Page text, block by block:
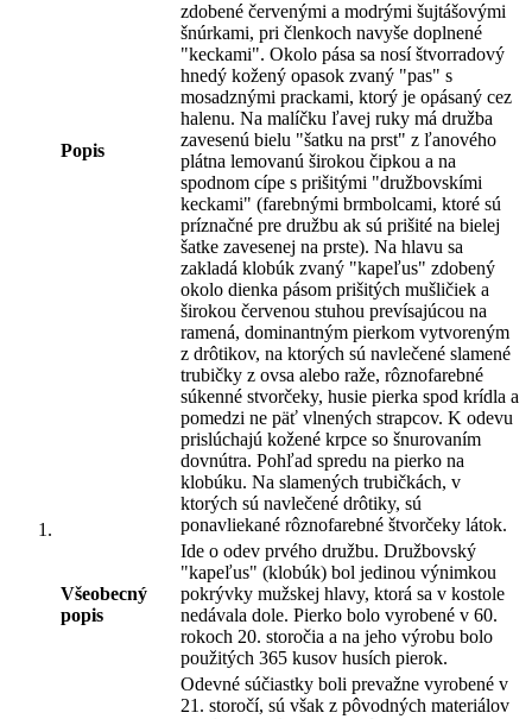
Popis
zdobené červenými a modrými šujtášovými
šnúrkami, pri členkoch navyše doplnené
"keckami". Okolo pása sa nosí štvorradový
hnedý kožený opasok zvaný "pas" s
mosadznými prackami, ktorý je opásaný cez
halenu. Na malíčku ľavej ruky má družba
zavesenú bielu "šatku na prst" z ľanového
plátna lemovanú širokou čipkou a na
spodnom cípe s prišitými "družbovskími
keckami" (farebnými brmbolcami, ktoré sú
príznačné pre družbu ak sú prišité na bielej
šatke zavesenej na prste). Na hlavu sa
zakladá klobúk zvaný "kapeľus" zdobený
okolo dienka pásom prišitých mušličiek a
širokou červenou stuhou prevísajúcou na
ramená, dominantným pierkom vytvoreným
z drôtikov, na ktorých sú navlečené slamené
trubičky z ovsa alebo raže, rôznofarebné
súkenné stvorčeky, husie pierka spod krídla a
pomedzi ne päť vlnených strapcov. K odevu
prislúchajú kožené krpce so šnurovaním
dovnútra. Pohľad spredu na pierko na
klobúku. Na slamených trubičkách, v
ktorých sú navlečené drôtiky, sú
ponavliekané rôznofarebné štvorčeky látok.
Všeobecný
popis
Ide o odev prvého družbu. Družbovský
"kapeľus" (klobúk) bol jedinou výnimkou
pokrývky mužskej hlavy, ktorá sa v kostole
nedávala dole. Pierko bolo vyrobené v 60.
rokoch 20. storočia a na jeho výrobu bolo
použitých 365 kusov husích pierok.
Odevné súčiastky boli prevažne vyrobené v
21. storočí, sú však z pôvodných materiálov